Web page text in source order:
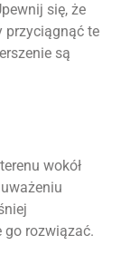
się, że
przyciągnąć te
są
wokół
go rozwiązać.